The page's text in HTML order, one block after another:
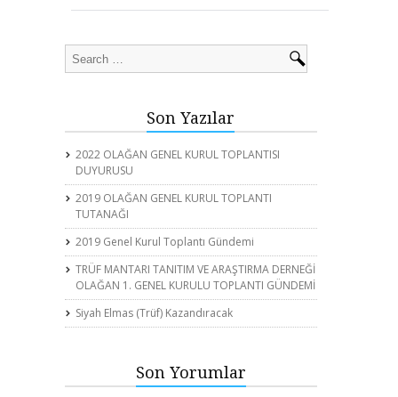
Son Yazılar
2022 OLAĞAN GENEL KURUL TOPLANTISI
DUYURUSU
2019 OLAĞAN GENEL KURUL TOPLANTI
TUTANAĞI
2019 Genel Kurul Toplantı Gündemi
TRÜF MANTARI TANITIM VE ARAŞTIRMA DERNEĞİ
OLAĞAN 1. GENEL KURULU TOPLANTI GÜNDEMİ
Siyah Elmas (Trüf) Kazandıracak
Son Yorumlar